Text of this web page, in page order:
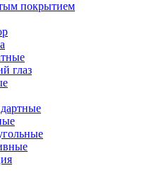
покрытием
глаз